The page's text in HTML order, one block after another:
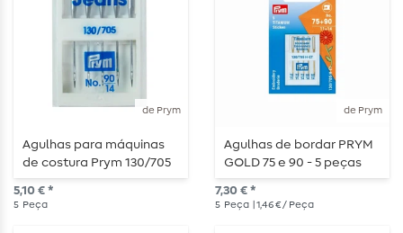
de Prym
Agulhas para máquinas
de costura Prym 130/705
"Jeans" - tamanho 90 - 5
peças
5,10 € *
5 Peça
de Prym
Agulhas de bordar PRYM
GOLD 75 e 90 - 5 peças
7,30 € *
5 Peça | 1,46 € / Peça